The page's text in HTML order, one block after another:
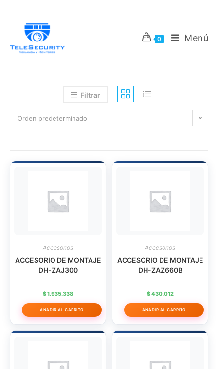
contenido
0 Menú
Filtrar
Orden predeterminado
Accesorios
ACCESORIO DE MONTAJE
DH-ZAJ300
$1.935.338
AÑADIR AL CARRITO
Accesorios
ACCESORIO DE MONTAJE
DH-ZAZ660B
$430.012
AÑADIR AL CARRITO